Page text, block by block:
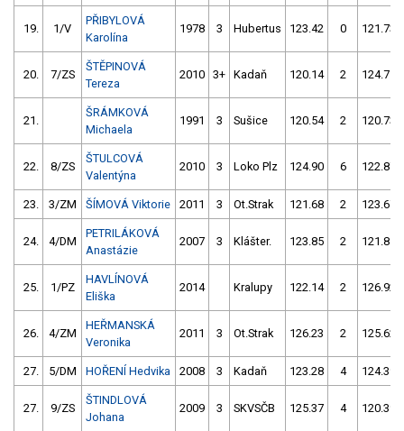
19. 1/V
PŘIBYLOVÁ
Karolína
1978 3 Hubertus 123.42 0 121.73
20. 7/ZS
ŠTĚPINOVÁ
Tereza
2010 3+ Kadaň 120.14 2 124.75
21.
ŠRÁMKOVÁ
Michaela
1991 3 Sušice 120.54 2 120.73
22. 8/ZS
ŠTULCOVÁ
Valentýna
2010 3 Loko Plz 124.90 6 122.87
23. 3/ZM ŠÍMOVÁ Viktorie 2011 3 Ot.Strak 121.68 2 123.67
24. 4/DM
PETRILÁKOVÁ
Anastázie
2007 3 Klášter. 123.85 2 121.85
25. 1/PZ
HAVLÍNOVÁ
Eliška
2014 Kralupy 122.14 2 126.92
26. 4/ZM
HEŘMANSKÁ
Veronika
2011 3 Ot.Strak 126.23 2 125.62
27. 5/DM HOŘENÍ Hedvika 2008 3 Kadaň 123.28 4 124.39
27. 9/ZS
ŠTINDLOVÁ
Johana
2009 3 SKVSČB 125.37 4 120.39